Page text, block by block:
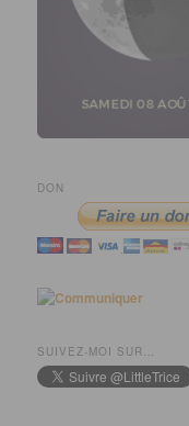
DON
SUIVEZ-MOI SUR…